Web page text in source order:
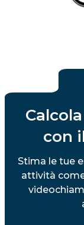
con
Stima le tue
attività